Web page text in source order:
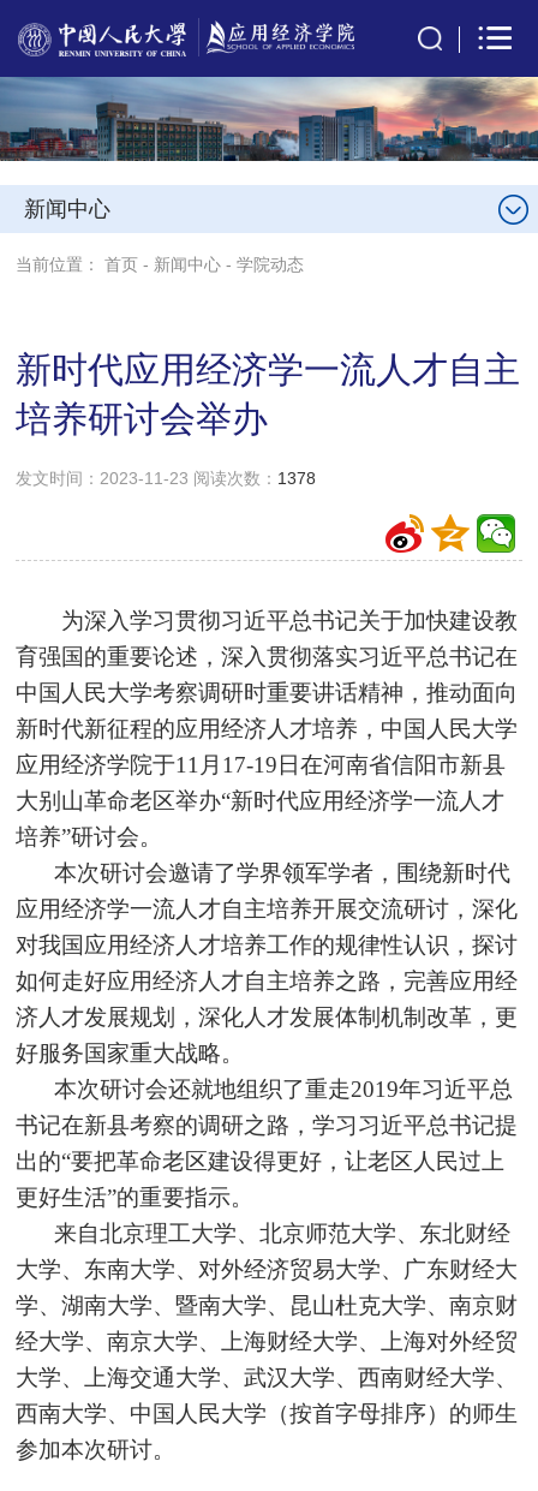
新闻中心
当前位置：首页 - 新闻中心 -学院动态
新时代应用经济学一流人才自主
培养研讨会举办
发文时间：2023-11-23 阅读次数： 1378
为深入学习贯彻习近平总书记关于加快建设教
育强国的重要论述，深入贯彻落实习近平总书记在
中国人民大学考察调研时重要讲话精神，推动面向
新时代新征程的应用经济人 才培养，中国人民大学
应用经济学院于11月17-19日在河南省信阳市新县
大别山革命老区举办“新时代应用经济学一流人才
培养”研讨会。
本次研讨会邀请了学界领军学者，围绕新时代
应用经济学一流人才自主培养开展交流研讨，深化
对我国应用经济人 才培养工作的规律性认识，探讨
如何走好应用经济人 才自主培养之路，完善应用经
济人 才发展规划，深化人才发展体制机制改革，更
好服务国家重大战略。
本次研讨会还就地组织了重走2019年习近平总
书记在新县考察的调研之路，学习习近平总书记提
出的“要把革命老区建设得更好，让老区人民过上
更好生活”的重要指示。
来自北京理工大学、北京师范大学、东北财经
大学、东南大学、对外经济贸易大学、广东财经大
学、湖南大学、暨南大学、昆山杜克大学、南京财
经大学、南京大学、上海财经大学、上海对外经贸
大学、上海交通大学、武汉大学、西南财经大学、
西南大学、中国人民大学（按首字母排序）的师生
参加本次研讨。